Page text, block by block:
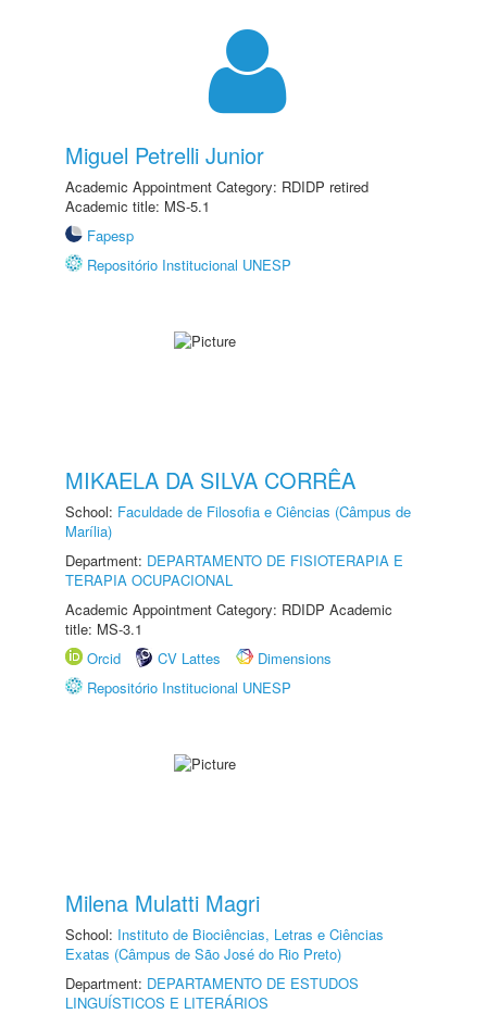
Miguel Petrelli Junior
Academic Appointment Category: RDIDP retired
Academic title: MS-5.1
Fapesp
Repositório Institucional UNESP
MIKAELA DA SILVA CORRÊA
School: Faculdade de Filosofia e Ciências (Câmpus de
Marília)
Department: DEPARTAMENTO DE FISIOTERAPIA E
TERAPIA OCUPACIONAL
Academic Appointment Category: RDIDP Academic
title: MS-3.1
Orcid
CV Lattes
Dimensions
Repositório Institucional UNESP
Milena Mulatti Magri
School: Instituto de Biociências, Letras e Ciências
Exatas (Câmpus de São José do Rio Preto)
Department: DEPARTAMENTO DE ESTUDOS
LINGUÍSTICOS E LITERÁRIOS